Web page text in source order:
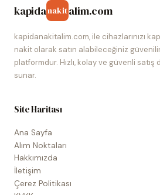
kapidanakitalim.com
kapidanakitalim.com, ile cihazlarınızı
nakit olarak satın alabileceğiniz
platformdur. Hızlı, kolay ve güvenli satış
sunar.
Site Haritası
Ana Sayfa
Alım Noktaları
Hakkımızda
İletişim
Çerez Politikası